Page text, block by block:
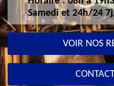
Samedi et 24h/24
VOIR NOS